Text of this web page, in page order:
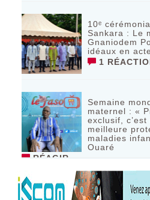
10ᵉ
Sankara : Le
Gnaniodem
idéaux en
1
Semaine
maternel : «
exclusif,
meilleure
maladies
Ouaré
RÉAGIR